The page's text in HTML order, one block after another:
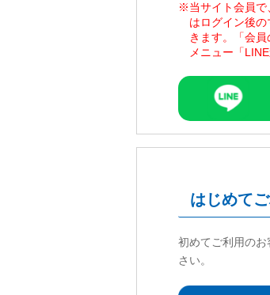
※当サイト会員で
はログイン後
きます。「会
メニュー「
はじめて
初めてご利用の
さい。